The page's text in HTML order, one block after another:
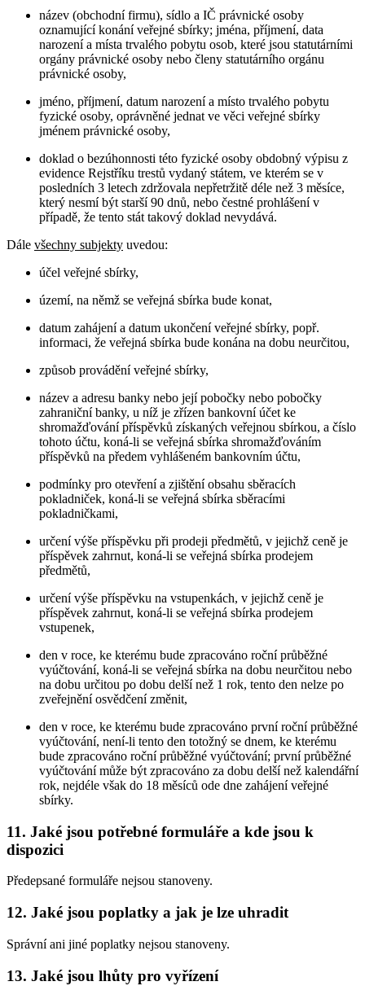
název (obchodní firmu), sídlo a IČ právnické osoby
oznamující konání veřejné sbírky; jména, příjmení, data
narození a místa trvalého pobytu osob, které jsou statutárními
orgány právnické osoby nebo členy statutárního orgánu
právnické osoby,
jméno, příjmení, datum narození a místo trvalého pobytu
fyzické osoby, oprávněné jednat ve věci veřejné sbírky
jménem právnické osoby,
doklad o bezúhonnosti této fyzické osoby obdobný výpisu z
evidence Rejstříku trestů vydaný státem, ve kterém se v
posledních 3 letech zdržovala nepřetržitě déle než 3 měsíce,
který nesmí být starší 90 dnů, nebo čestné prohlášení v
případě, že tento stát takový doklad nevydává.
Dále všechny subjekty uvedou:
účel veřejné sbírky,
území, na němž se veřejná sbírka bude konat,
datum zahájení a datum ukončení veřejné sbírky, popř.
informaci, že veřejná sbírka bude konána na dobu neurčitou,
způsob provádění veřejné sbírky,
název a adresu banky nebo její pobočky nebo pobočky
zahraniční banky, u níž je zřízen bankovní účet ke
shromažďování příspěvků získaných veřejnou sbírkou, a číslo
tohoto účtu, koná-li se veřejná sbírka shromažďováním
příspěvků na předem vyhlášeném bankovním účtu,
podmínky pro otevření a zjištění obsahu sběracích
pokladniček, koná-li se veřejná sbírka sběracími
pokladničkami,
určení výše příspěvku při prodeji předmětů, v jejichž ceně je
příspěvek zahrnut, koná-li se veřejná sbírka prodejem
předmětů,
určení výše příspěvku na vstupenkách, v jejichž ceně je
příspěvek zahrnut, koná-li se veřejná sbírka prodejem
vstupenek,
den v roce, ke kterému bude zpracováno roční průběžné
vyúčtování, koná-li se veřejná sbírka na dobu neurčitou nebo
na dobu určitou po dobu delší než 1 rok, tento den nelze po
zveřejnění osvědčení změnit,
den v roce, ke kterému bude zpracováno první roční průběžné
vyúčtování, není-li tento den totožný se dnem, ke kterému
bude zpracováno roční průběžné vyúčtování; první průběžné
vyúčtování může být zpracováno za dobu delší než kalendářní
rok, nejdéle však do 18 měsíců ode dne zahájení veřejné
sbírky.
11. Jaké jsou potřebné formuláře a kde jsou k
dispozici
Předepsané formuláře nejsou stanoveny.
12. Jaké jsou poplatky a jak je lze uhradit
Správní ani jiné poplatky nejsou stanoveny.
13. Jaké jsou lhůty pro vyřízení